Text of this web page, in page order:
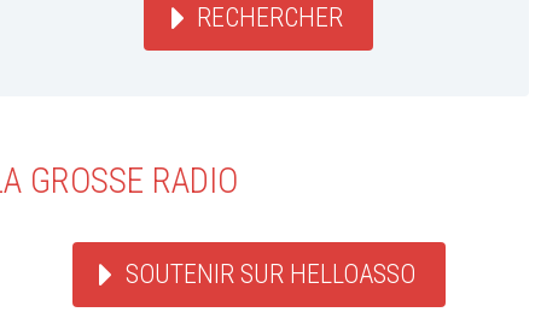
RECHERCHER
GROSSE RADIO
SOUTENIR SUR HELLOASSO